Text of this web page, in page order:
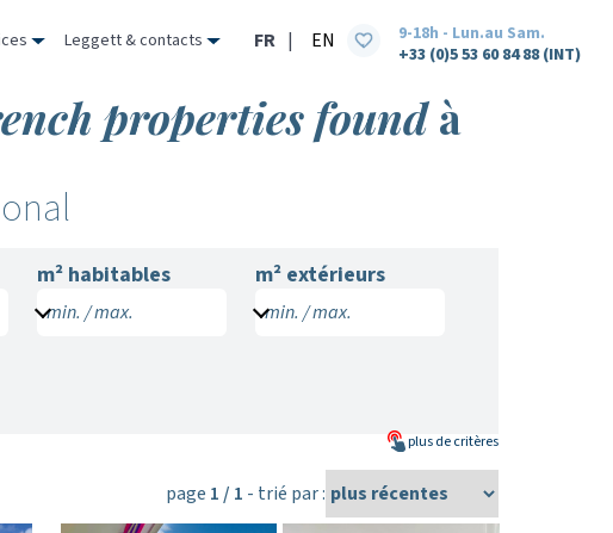
Leggett & contacts FR | EN
9-18h - Lun.au Sam.
+33 (0)5 53 60 84 88 (INT)
properties foundà
m² habitables
min. / max.
m² extérieurs
min. / max.
plus decritères
page 1 / 1 - trié par :